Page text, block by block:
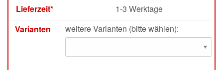
Lieferzeit*
1-3 Werktage
Varianten
weitere Varianten (bitte wählen):